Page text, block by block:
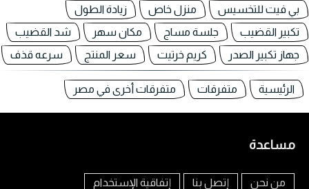
بي فيت للتخسيس
منزل خاص
زيادة الطول
تكبير القضيب
جلسة مساج مكان سهر
شد القضيب
جهاز تكبير الصدر
كريم خرتيت سعر المنتج سرعه قذف
الرئيسية متفرقات متفرقات أخرى في مصر
مساعدة
من نحن إتصل بنا إتفاقية الإستخدام